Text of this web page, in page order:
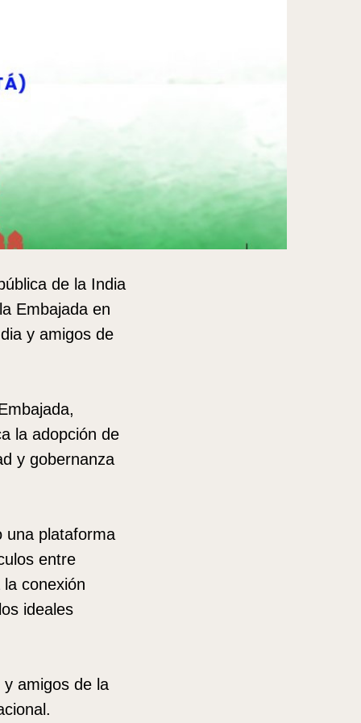
de la India
Embajada en
y amigos de
la adopción de
y gobernanza
una plataforma
entre
conexión
ideales
amigos de la